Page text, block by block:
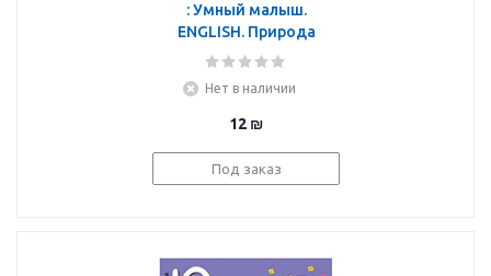
: Умный малыш.
ENGLISH. Природа
Нет в наличии
12 ₪
Под заказ